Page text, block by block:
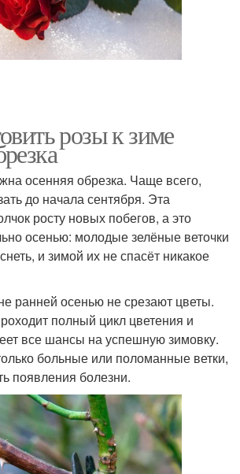
розы к зиме
осенняя обрезка. Чаще всего,
до начала сентября. Эта
росту новых побегов, а это
осенью: молодые зелёные веточки
и зимой их не спасёт никакое
ранней осенью не срезают цветы.
полный цикл цветения и
все шансы на успешную зимовку.
больные или поломанные ветки,
появления болезни.